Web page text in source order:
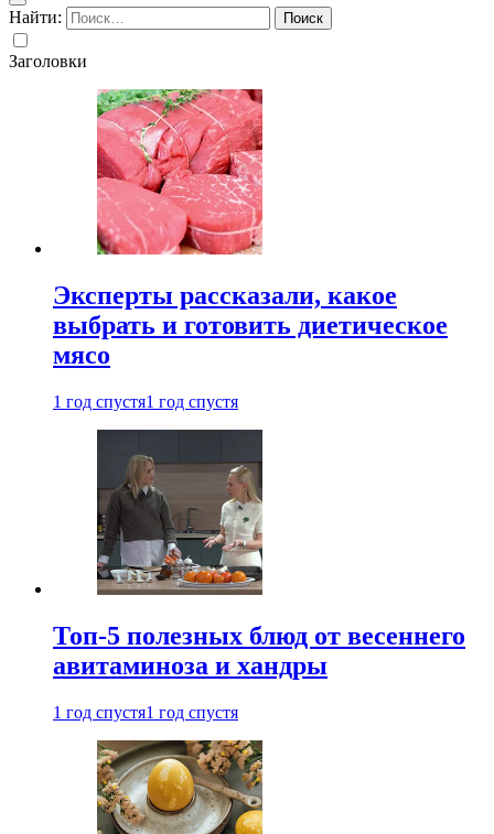
Найти:
Заголовки
Эксперты рассказали, какое
выбрать и готовить диетическое
мясо
1 год спустя1 год спустя
Топ-5 полезных блюд от весеннего
авитаминоза и хандры
1 год спустя1 год спустя